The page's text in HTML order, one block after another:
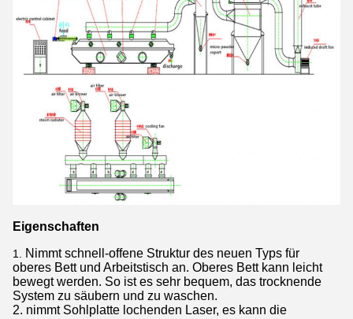
Eigenschaften
1.
Nimmt schnell-offene Struktur des neuen Typs für
oberes Bett und Arbeitstisch an. Oberes Bett kann leicht
bewegt werden. So ist es sehr bequem, das trocknende
System zu säubern und zu waschen.
2. nimmt Sohlplatte lochenden Laser, es kann die